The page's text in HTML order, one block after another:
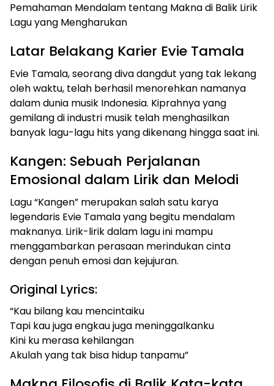
Pemahaman Mendalam tentang Makna di Balik Lirik
Lagu yang Mengharukan
Latar Belakang Karier Evie Tamala
Evie Tamala, seorang diva dangdut yang tak lekang
oleh waktu, telah berhasil menorehkan namanya
dalam dunia musik Indonesia. Kiprahnya yang
gemilang di industri musik telah menghasilkan
banyak lagu-lagu hits yang dikenang hingga saat ini.
Kangen: Sebuah Perjalanan
Emosional dalam Lirik dan Melodi
Lagu “Kangen” merupakan salah satu karya
legendaris Evie Tamala yang begitu mendalam
maknanya. Lirik-lirik dalam lagu ini mampu
menggambarkan perasaan merindukan cinta
dengan penuh emosi dan kejujuran.
Original Lyrics:
“Kau bilang kau mencintaiku
Tapi kau juga engkau juga meninggalkanku
Kini ku merasa kehilangan
Akulah yang tak bisa hidup tanpamu”